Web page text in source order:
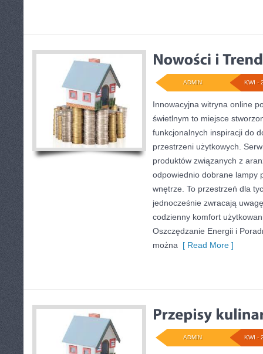
KWI -
ADMIN
Innowacyjna witryna online
świetlnym to miejsce
funkcjonalnych inspiracji do
przestrzeni użytkowych.
produktów związanych z
odpowiednio dobrane lampy
wnętrze. To przestrzeń dla
jednocześnie zwracają
codzienny komfort
Oszczędzanie Energii i
można [ Read More ]
KWI -
ADMIN